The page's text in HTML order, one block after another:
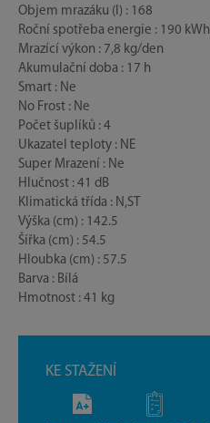
Objem mrazáku (l) : 168
Roční spotřeba energie : 190 kWh
Mrazící výkon : 7,8 kg/den
Akumulační doba : 17 h
Smart : Ne
No Frost : Ne
Počet šuplíků : 4
Ukazatel teploty : NE
Super Mrazení : Ne
Hlučnost : 41 dB
Klimatická třída : N,ST
Výška (cm) : 142.5
Šířka (cm) : 54.5
Hloubka (cm) : 57.5
Barva : Bílá
Hmotnost : 41 kg
KE STAŽENÍ